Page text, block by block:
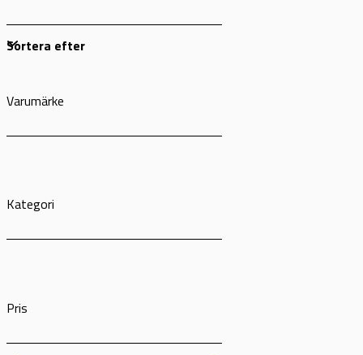
Varumärke
Kategori
Pris